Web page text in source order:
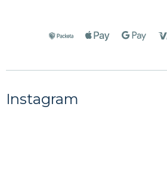
Instagram